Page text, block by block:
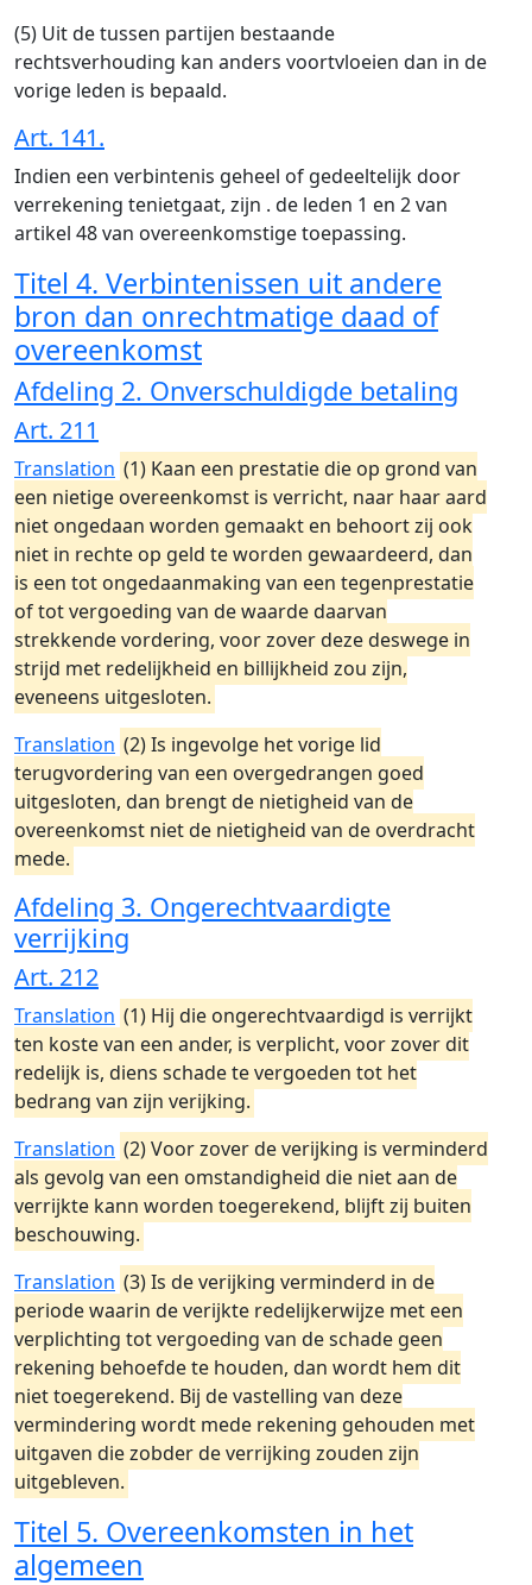
(5) Uit de tussen partijen bestaande
rechtsverhouding kan anders voortvloeien dan in de
vorige leden is bepaald.
Art. 141.
Indien een verbintenis geheel of gedeeltelijk door
verrekening tenietgaat, zijn . de leden 1 en 2 van
artikel 48 van overeenkomstige toepassing.
Titel 4. Verbintenissen uit andere
bron dan onrechtmatige daad of
overeenkomst
Afdeling 2. Onverschuldigde betaling
Art. 211
Translation (1) Kaan een prestatie die op grond van
een nietige overeenkomst is verricht, naar haar aard
niet ongedaan worden gemaakt en behoort zij ook
niet in rechte op geld te worden gewaardeerd, dan
is een tot ongedaanmaking van een tegenprestatie
of tot vergoeding van de waarde daarvan
strekkende vordering, voor zover deze deswege in
strijd met redelijkheid en billijkheid zou zijn,
eveneens uitgesloten.
Translation (2) Is ingevolge het vorige lid
terugvordering van een overgedrangen goed
uitgesloten, dan brengt de nietigheid van de
overeenkomst niet de nietigheid van de overdracht
mede.
Afdeling 3. Ongerechtvaardigte
verrijking
Art. 212
Translation (1) Hij die ongerechtvaardigd is verrijkt
ten koste van een ander, is verplicht, voor zover dit
redelijk is, diens schade te vergoeden tot het
bedrang van zijn verijking.
Translation (2) Voor zover de verijking is verminderd
als gevolg van een omstandigheid die niet aan de
verrijkte kann worden toegerekend, blijft zij buiten
beschouwing.
Translation (3) Is de verijking verminderd in de
periode waarin de verijkte redelijkerwijze met een
verplichting tot vergoeding van de schade geen
rekening behoefde te houden, dan wordt hem dit
niet toegerekend. Bij de vastelling van deze
vermindering wordt mede rekening gehouden met
uitgaven die zobder de verrijking zouden zijn
uitgebleven.
Titel 5. Overeenkomsten in het
algemeen